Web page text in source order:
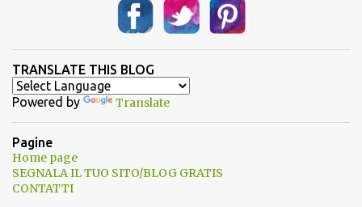
TRANSLATE THIS BLOG
Powered by Translate
Pagine
Home page
SEGNALA IL TUO SITO/BLOG GRATIS
CONTATTI